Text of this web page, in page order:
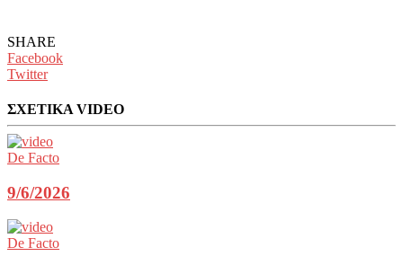
SHARE
Facebook
Twitter
ΣΧΕΤΙΚΑ VIDEO
De Facto
9/6/2026
De Facto